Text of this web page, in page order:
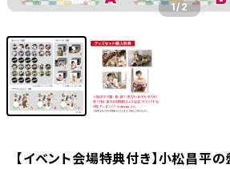
1/2
【イベント会場特典付き】小松昌平の